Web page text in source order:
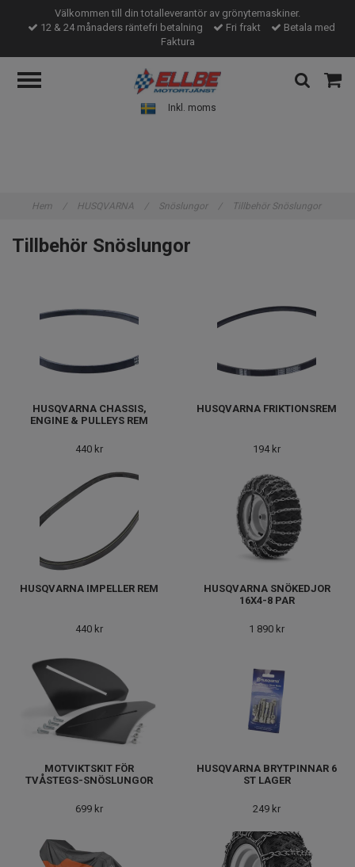
Välkommen till din totalleverantör av grönytemaskiner.
12 & 24 månaders räntefri betalning
Fri frakt
Betala med
Faktura
Inkl. moms
Hem / HUSQVARNA / Snöslungor / Tillbehör Snöslungor
Tillbehör Snöslungor
HUSQVARNA CHASSIS,
ENGINE & PULLEYS REM
440 kr
HUSQVARNA FRIKTIONSREM
194 kr
HUSQVARNA IMPELLER REM
440 kr
HUSQVARNA SNÖKEDJOR
16X4-8 PAR
1 890 kr
MOTVIKTSKIT FÖR
TVÅSTEGS-SNÖSLUNGOR
699 kr
HUSQVARNA BRYTPINNAR 6
ST LAGER
249 kr